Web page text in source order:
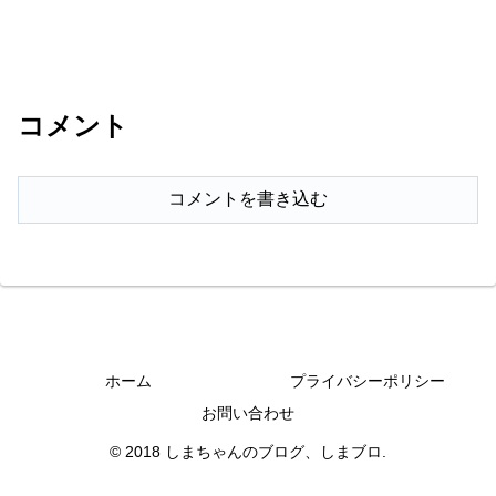
コメント
コメントを書き込む
ホーム
プライバシーポリシー
お問い合わせ
© 2018 しまちゃんのブログ、しまブロ.